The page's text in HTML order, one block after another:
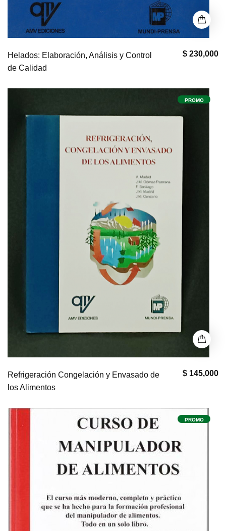
$ 230,000
Helados: Elaboración, Análisis y Control
de Calidad
PROMO
$ 145,000
Refrigeración Congelación y Envasado de
los Alimentos
PROMO